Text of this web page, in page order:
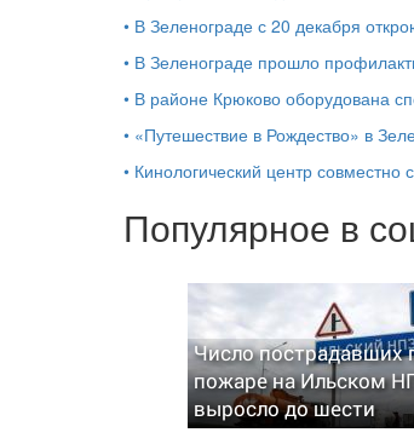
• В Зеленограде с 20 декабря
• В Зеленограде прошло
• В районе Крюково оборудована
• «Путешествие в Рождество» в
• Кинологический центр совместно
Популярное в
Число пострадавших
пожаре на Ильском
выросло до шести